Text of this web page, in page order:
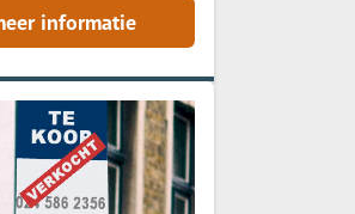
informatie